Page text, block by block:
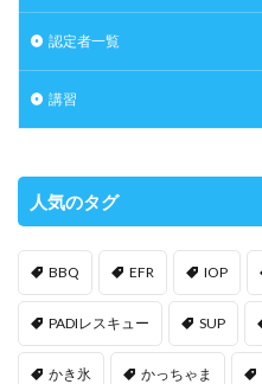
認定者一覧
講習
人気のタグ
BBQ EFR IOP
PADIレスキュー SUP
かき氷 かっちゃま